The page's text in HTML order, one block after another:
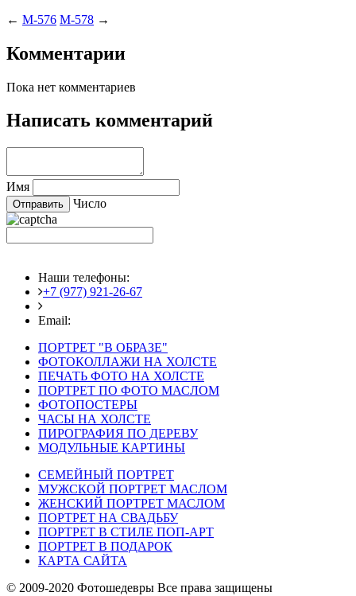
← M-576 M-578 →
Комментарии
Пока нет комментариев
Написать комментарий
Имя
Число
Наши телефоны:
+7 (977) 921-26-67
Email:
ПОРТРЕТ "В ОБРАЗЕ"
ФОТОКОЛЛАЖИ НА ХОЛСТЕ
ПЕЧАТЬ ФОТО НА ХОЛСТЕ
ПОРТРЕТ ПО ФОТО МАСЛОМ
ФОТОПОСТЕРЫ
ЧАСЫ НА ХОЛСТЕ
ПИРОГРАФИЯ ПО ДЕРЕВУ
МОДУЛЬНЫЕ КАРТИНЫ
СЕМЕЙНЫЙ ПОРТРЕТ
МУЖСКОЙ ПОРТРЕТ МАСЛОМ
ЖЕНСКИЙ ПОРТРЕТ МАСЛОМ
ПОРТРЕТ НА СВАДЬБУ
ПОРТРЕТ В СТИЛЕ ПОП-АРТ
ПОРТРЕТ В ПОДАРОК
КАРТА САЙТА
© 2009-2020 Фотошедевры Все права защищены